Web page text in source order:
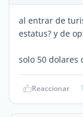
al entrar de
estatus? y de
solo 50 dolares
Reaccionar